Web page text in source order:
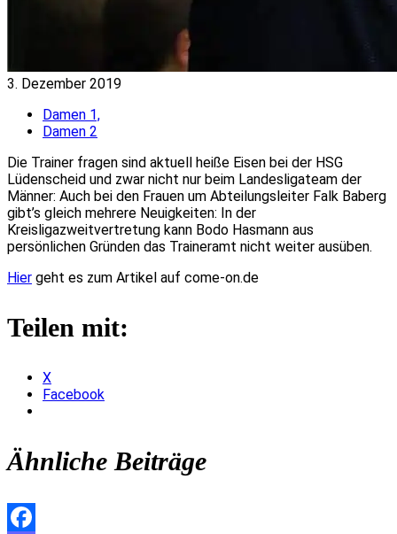
3. Dezember 2019
Damen 1,
Damen 2
Die Trainer fragen sind aktuell heiße Eisen bei der HSG
Lüdenscheid und zwar nicht nur beim Landesligateam der
Männer: Auch bei den Frauen um Abteilungsleiter Falk Baberg
gibt’s gleich mehrere Neuigkeiten: In der
Kreisligazweitvertretung kann Bodo Hasmann aus
persönlichen Gründen das Traineramt nicht weiter ausüben.
Hier geht es zum Artikel auf come-on.de
Teilen mit:
X
Facebook
Ähnliche Beiträge